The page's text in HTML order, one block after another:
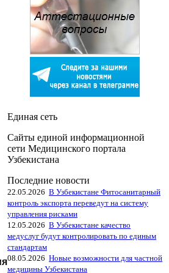
Единая сеть
Сайты единой информационной
сети Медицинского портала
Узбекистана
Последние новости
22.05.2026 В Узбекистане Фитосанитарный
контроль экспорта переведут на систему
управления рисками
12.05.2026 В Узбекистане качество
медуслуг будут контролировать по единым
стандартам
08.05.2026 Новые возможности для частной
медицины Узбекистана